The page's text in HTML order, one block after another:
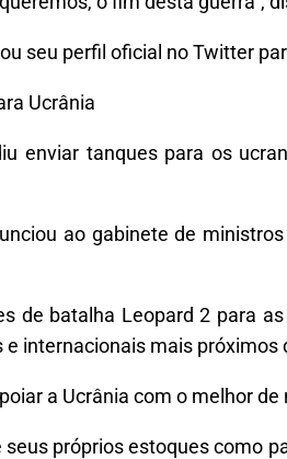
seu perfil oficial no Twitter
Ucrânia
enviar tanques para os
ao gabinete de
de batalha Leopard 2 para
internacionais mais próximos
a Ucrânia com o melhor
próprios estoques como